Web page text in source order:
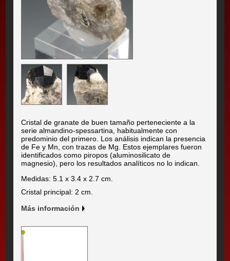
Cristal de granate de buen tamaño perteneciente a la
serie almandino-spessartina, habitualmente con
predominio del primero. Los análisis indican la presencia
de Fe y Mn, con trazas de Mg. Estos ejemplares fueron
identificados como piropos (aluminosilicato de
magnesio), pero los resultados analíticos no lo indican.
Medidas: 5.1 x 3.4 x 2.7 cm.
Cristal principal: 2 cm.
Más información